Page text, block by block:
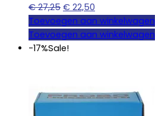
€27,25 Oorspronkelijke
prijs
was:
€ 27,25.
€ 22,50
prijs
is:
Toevoegen aan winkelwagen
Toevoegen aan winkelwagen
-17%Sale!